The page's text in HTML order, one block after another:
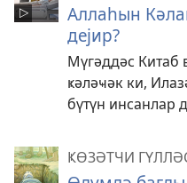
Аллаһын
дејир?
Мүгәддәс Китаб
ҝәләҹәк ки,
бүтүн инсанлар
ҜӨЗӘТЧИ